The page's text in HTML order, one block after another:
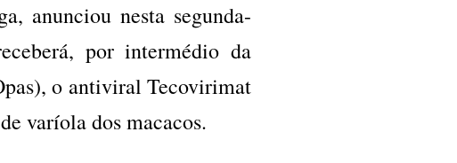
anunciou nesta segunda-
por intermédio da
o antiviral Tecovirimat
varíola dos macacos.